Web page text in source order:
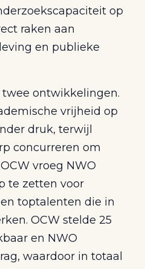
op
raken aan
en publieke
ontwikkelingen.
vrijheid op
druk, terwijl
concurreren om
vroeg NWO
te zetten voor
toptalenten die in
OCW stelde 25
en NWO
waardoor in totaal